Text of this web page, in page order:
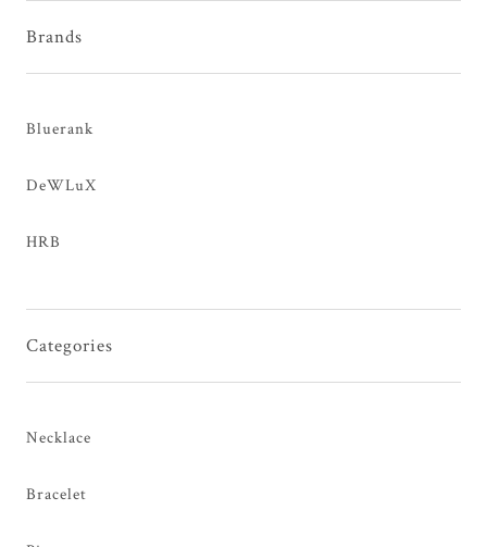
Brands
Bluerank
DeWLuX
HRB
Categories
Necklace
Bracelet